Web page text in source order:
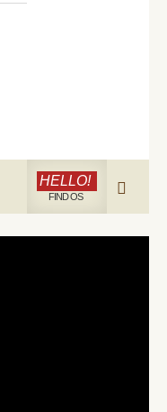
HELLO!
FIND OS